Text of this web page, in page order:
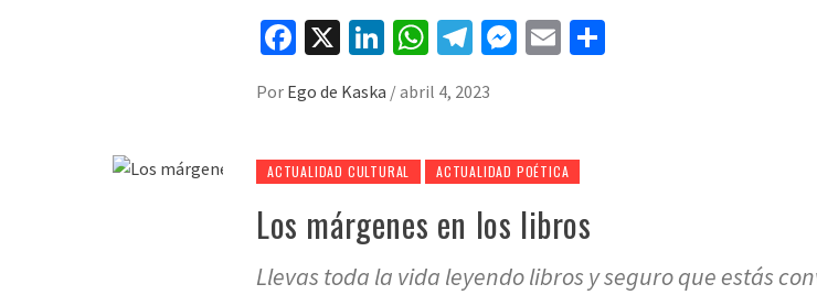
Facebook
X LinkedIn
WhatsApp
Telegram
Messenger
Email
Por Ego de Kaska /abril 4, 2023
ACTUALIDAD CULTURAL ACTUALIDAD POÉTICA
Los márgenes en los libros
Llevas toda la vida leyendo libros y seguro que estás